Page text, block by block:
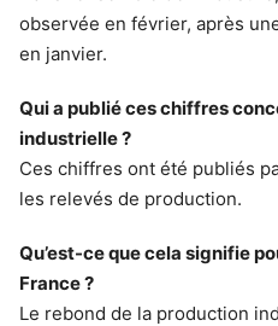
observée en février, après
en janvier.
Qui a publié ces chiffres
industrielle ?
Ces chiffres ont été publiés
les relevés de production.
Qu’est-ce que cela signifie
France ?
Le rebond de la production